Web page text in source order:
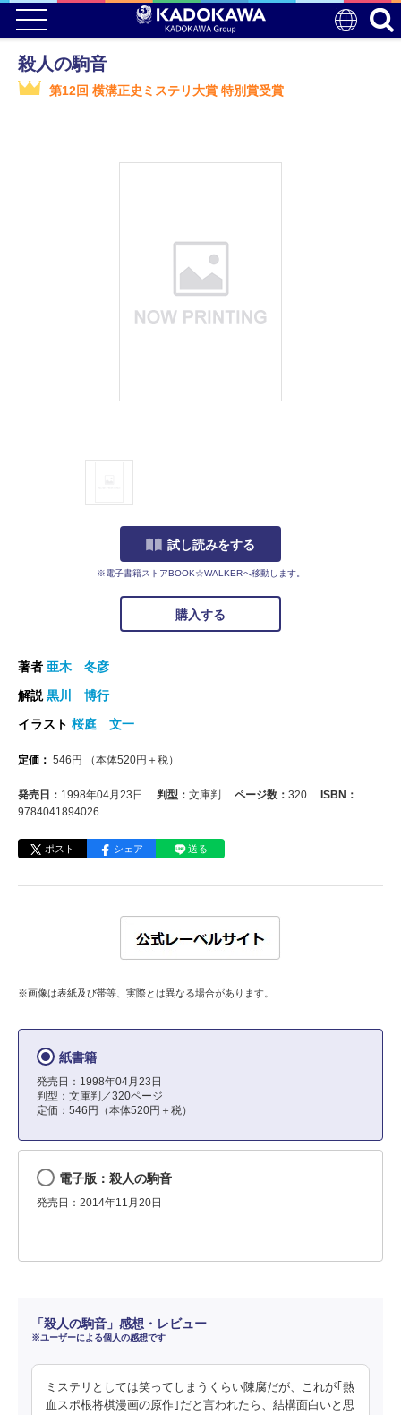
殺人の駒音
第12回 横溝正史ミステリ大賞 特別賞受賞
試し読みをする
※電子書籍ストアBOOK☆WALKERへ移動します。
購入する
著者 亜木 冬彦
解説 黒川 博行
イラスト 桜庭 文一
定価： 546 円 （本体520円＋税）
発売日： 1998年04月23日 判型： 文庫判 ページ数： 320
ISBN：
9784041894026
ポスト シェア 送る
※画像は表紙及び帯等、実際とは異なる場合があります。
紙書籍
発売日：1998年04月23日
判型：文庫判／320ページ
定価：546円（本体520円＋税）
電子版：殺人の駒音
発売日：2014年11月20日
「殺人の駒音」感想・レビュー
※ユーザーによる個人の感想です
ミステリとしては笑ってしまうくらい陳腐だが、これが｢熱
血スポ根将棋漫画の原作｣だと言われたら、結構面白いと思